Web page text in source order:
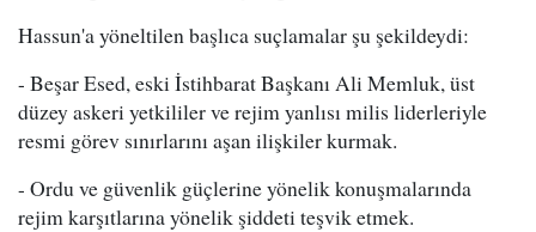
Hassun'a yöneltilen başlıca suçlamalar şu şekildeydi:
- Beşar Esed, eski İstihbarat Başkanı Ali Memluk, üst
düzey askeri yetkililer ve rejim yanlısı milis liderleriyle
resmi görev sınırlarını aşan ilişkiler kurmak.
- Ordu ve güvenlik güçlerine yönelik konuşmalarında
rejim karşıtlarına yönelik şiddeti teşvik etmek.